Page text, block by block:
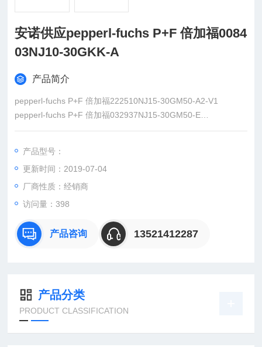
安诺供应pepperl-fuchs P+F 倍加福0084
03NJ10-30GKK-A
产品简介
pepperl-fuchs P+F 倍加福222510NJ15-30GM50-A2-V1
pepperl-fuchs P+F 倍加福032937NJ15-30GM50-E
pepperl-fuchs P+F 倍加福032938NJ15-30GM50-E2
pepperl-fuchs P+F
产品型号：
更新时间：2019-07-04
厂商性质：经销商
访问量：398
产品咨询 13521412287
产品分类
PRODUCT CLASSIFICATION